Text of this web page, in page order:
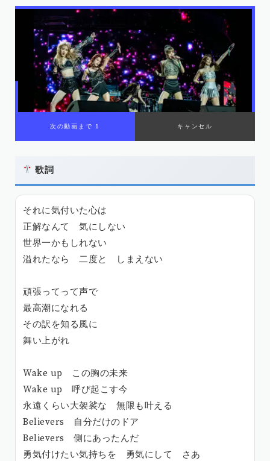
歌詞
それに気付いた心は
正解なんて 気にしない
世界一かもしれない
溢れたなら 二度と しまえない
頑張ってって声で
最高潮になれる
その訳を知る風に
舞い上がれ
Wake up この胸の未来
Wake up 呼び起こす今
永遠くらい大袈裟な 無限も叶える
Believers 自分だけのドア
Believers 側にあったんだ
勇気付けたい気持ちを 勇気にして さあ